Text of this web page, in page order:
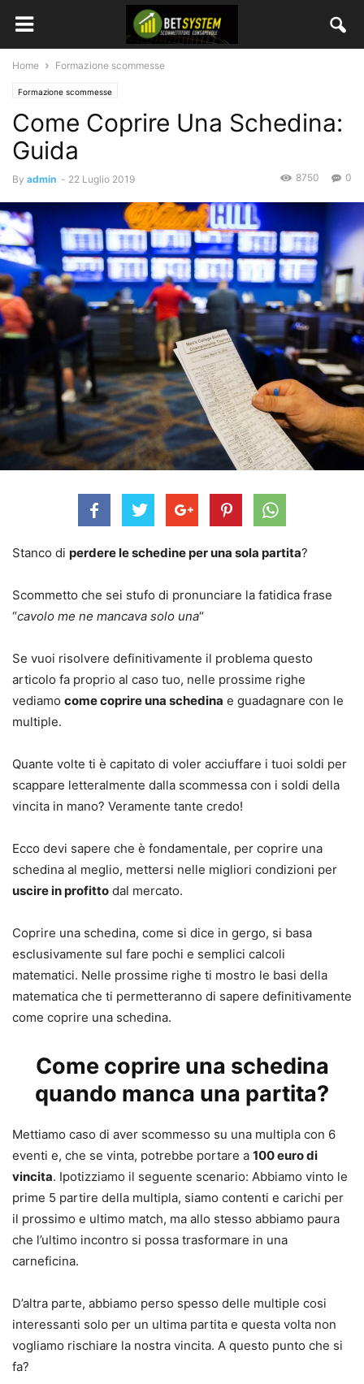
Home Formazione scommesse
Formazione scommesse
Come Coprire Una Schedina:
Guida
By admin - 22 Luglio 2019 0
8750
Stanco di perdere le schedine per una sola partita?
Scommetto che sei stufo di pronunciare la fatidica frase
“cavolo me ne mancava solo una“
Se vuoi risolvere definitivamente il problema questo
articolo fa proprio al caso tuo, nelle prossime righe
vediamo come coprire una schedina e guadagnare con le
multiple.
Quante volte ti è capitato di voler acciuffare i tuoi soldi per
scappare letteralmente dalla scommessa con i soldi della
vincita in mano? Veramente tante credo!
Ecco devi sapere che è fondamentale, per coprire una
schedina al meglio, mettersi nelle migliori condizioni per
uscire in profitto dal mercato.
Coprire una schedina, come si dice in gergo, si basa
esclusivamente sul fare pochi e semplici calcoli
matematici. Nelle prossime righe ti mostro le basi della
matematica che ti permetteranno di sapere definitivamente
come coprire una schedina.
Come coprire una schedina
quando manca una partita?
Mettiamo caso di aver scommesso su una multipla con 6
eventi e, che se vinta, potrebbe portare a 100 euro di
vincita. Ipotizziamo il seguente scenario: Abbiamo vinto le
prime 5 partire della multipla, siamo contenti e carichi per
il prossimo e ultimo match, ma allo stesso abbiamo paura
che l’ultimo incontro si possa trasformare in una
carneficina.
D’altra parte, abbiamo perso spesso delle multiple cosi
interessanti solo per un ultima partita e questa volta non
vogliamo rischiare la nostra vincita. A questo punto che si
fa?